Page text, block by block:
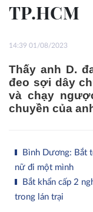
TP.HCM
14:39 01/08/2023
Thấy anh D.
đeo sợi dây
và chạy
chuyền của
Bình Dương: Bắt
nữ đi một mình
Bắt khẩn cấp 2
trong lán trại